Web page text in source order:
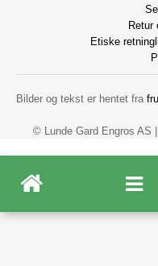
Retur
Etiske
Bilder og tekst er hentet fra
© Lunde Gard Engros AS |